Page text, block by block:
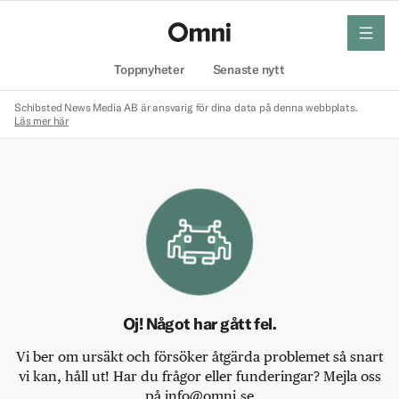
Toppnyheter Senaste nytt
meny
Schibsted News Media AB är ansvarig för dina data på denna webbplats.
Läs mer här
Oj! Något har gått fel.
Vi ber om ursäkt och försöker åtgärda problemet så snart
vi kan, håll ut! Har du frågor eller funderingar? Mejla oss